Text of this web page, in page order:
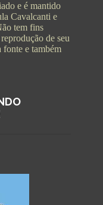
e é mantido
Cavalcanti e
tem fins
de seu
fonte e também